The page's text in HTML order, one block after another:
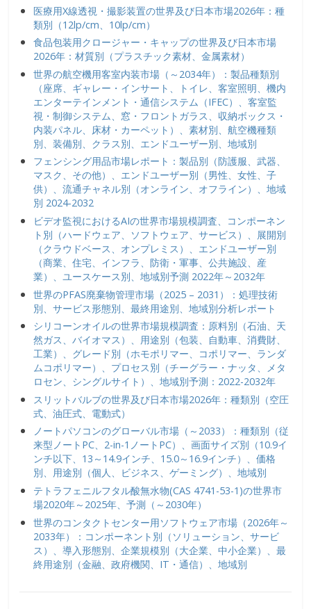
医療用X線透視・撮影装置の世界及び日本市場2026年：種
類別（12lp/cm、10lp/cm）
食品包装用クロージャー・キャップの世界及び日本市場
2026年：材質別（プラスチック素材、金属素材）
世界の航空機用客室内装市場（～2034年）：製品種類別
（座席、ギャレー・インサート、トイレ、客室照明、機内
エンターテインメント・通信システム（IFEC）、客室監
視・制御システム、窓・フロントガラス、収納ボックス・
内装パネル、床材・カーペット）、素材別、航空機種類
別、装備別、クラス別、エンドユーザー別、地域別
フェンシング用品市場レポート：製品別（防護服、武器、
マスク、その他）、エンドユーザー別（男性、女性、子
供）、流通チャネル別（オンライン、オフライン）、地域
別 2024-2032
ビデオ監視におけるAIの世界市場規模調査、コンポーネン
ト別（ハードウェア、ソフトウェア、サービス）、展開別
（クラウドベース、オンプレミス）、エンドユーザー別
（商業、住宅、インフラ、防衛・軍事、公共施設、産
業）、ユースケース別、地域別予測 2022年～2032年
世界のPFAS廃棄物管理市場（2025 – 2031）：処理技術
別、サービス形態別、最終用途別、地域別分析レポート
シリコーンオイルの世界市場規模調査：原料別（石油、天
然ガス、バイオマス）、用途別（包装、自動車、消費財、
工業）、グレード別（ホモポリマー、コポリマー、ランダ
ムコポリマー）、プロセス別（チーグラー・ナッタ、メタ
ロセン、シングルサイト）、地域別予測：2022-2032年
スリットバルブの世界及び日本市場2026年：種類別（空圧
式、油圧式、電動式）
ノートパソコンのグローバル市場（～2033）：種類別（従
来型ノートPC、2-in-1ノートPC）、画面サイズ別（10.9イ
ンチ以下、13～14.9インチ、15.0～16.9インチ）、価格
別、用途別（個人、ビジネス、ゲーミング）、地域別
テトラフェニルフタル酸無水物(CAS 4741-53-1)の世界市
場2020年～2025年、予測（～2030年）
世界のコンタクトセンター用ソフトウェア市場（2026年～
2033年）：コンポーネント別（ソリューション、サービ
ス）、導入形態別、企業規模別（大企業、中小企業）、最
終用途別（金融、政府機関、IT・通信）、地域別